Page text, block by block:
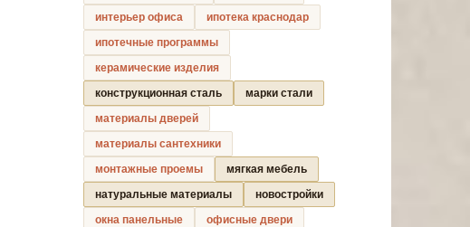
интерьер офиса
ипотека краснодар
ипотечные программы
керамические изделия
конструкционная сталь
марки стали
материалы дверей
материалы сантехники
монтажные проемы
мягкая мебель
натуральные материалы
новостройки
окна панельные
офисные двери